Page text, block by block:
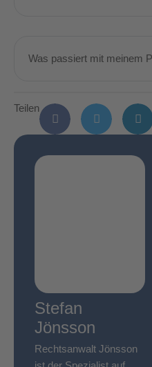
Was passiert mit meinem
Teilen
Stefan
Jönsson
Rechtsanwalt Jönsson